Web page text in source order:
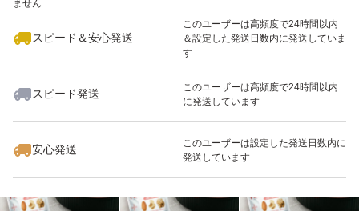
ません
スピード＆安心発送
このユーザーは高頻度で24時間以内
＆設定した発送日数内に発送していま
す
スピード発送
このユーザーは高頻度で24時間以内
に発送しています
安心発送
このユーザーは設定した発送日数内に
発送しています
いいね！
2,000